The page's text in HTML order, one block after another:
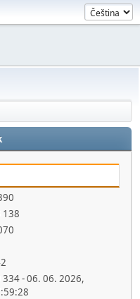
138
334 - 06. 06. 2026,